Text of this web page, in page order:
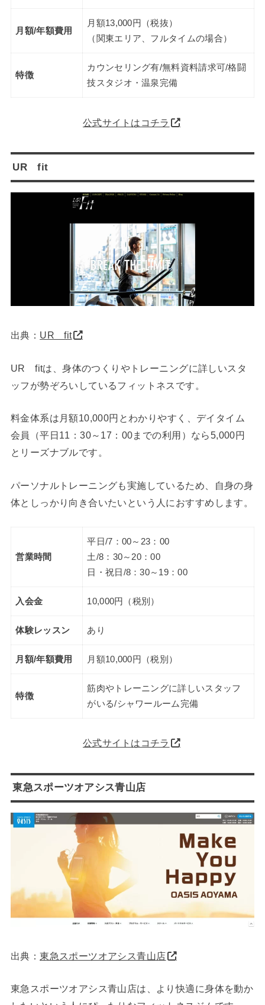
月額/年額費用
月額13,000円（税抜）
（関東エリア、フルタイムの場合）
特徴
カウンセリング有/無料資料請求可/格闘
技スタジオ・温泉完備
公式サイトはコチラ
UR fit
出典： UR fit
UR fitは、身体のつくりやトレーニングに詳しいスタ
ッフが勢ぞろいしているフィットネスです。
料金体系は月額10,000円とわかりやすく、デイタイム
会員（平日11：30～17：00までの利用）なら5,000円
とリーズナブルです。
パーソナルトレーニングも実施しているため、自身の身
体としっかり向き合いたいという人におすすめします。
営業時間
平日/7：00～23：00
土/8：30～20：00
日・祝日/8：30～19：00
入会金 10,000円（税別）
体験レッスン あり
月額/年額費用 月額10,000円（税別）
特徴
筋肉やトレーニングに詳しいスタッフ
がいる/シャワールーム完備
公式サイトはコチラ
東急スポーツオアシス青山店
出典：東急スポーツオアシス青山店
東急スポーツオアシス青山店は、より快適に身体を動か